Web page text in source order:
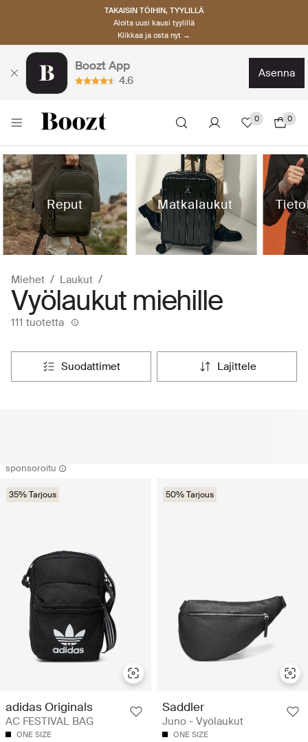
TAKAISIN TÖIHIN, TYYLILLÄ
Aloita uusi kausi tyylillä
Klikkaa ja osta nyt →
Boozt App
4.6
asenna
0 0
Reput Matkalaukut
Miehet Laukut
Vyölaukut miehille
111 tuotetta
suodattimet lajittele
sponsoroitu
35% Tarjous
adidas Originals
AC FESTIVAL BAG
ONE SIZE
50% Tarjous
Saddler
Juno - Vyölaukut
ONE SIZE